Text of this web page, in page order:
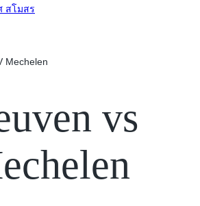
สโมสร
Mechelen
vs